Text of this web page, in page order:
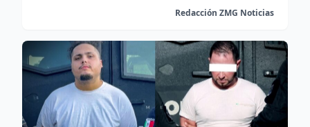
Redacción ZMG Noticias